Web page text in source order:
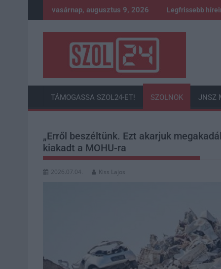
to
vasárnap, augusztus 9, 2026 Legfrissebb
TÁMOGASSA SZOL24-ET! SZOLNOK JNSZ
„Erről beszéltünk. Ezt akarjuk
kiakadt a MOHU-ra
2026.07.04. Kiss Lajos